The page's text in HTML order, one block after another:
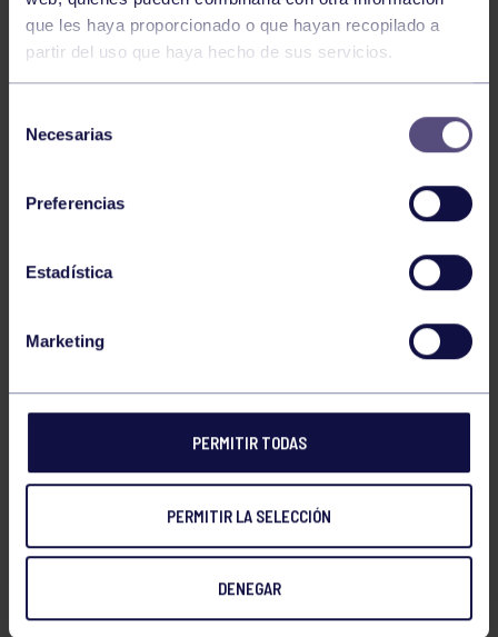
que les haya proporcionado o que hayan recopilado a
partir del uso que haya hecho de sus servicios.
Necesarias
Preferencias
Estadística
Marketing
PERMITIR TODAS
PERMITIR LA SELECCIÓN
DENEGAR
¡Enhorabuena por las victorias, grupistas!
NOTICIAS RELACIONADAS
EL PÁDEL GRUPISTA SUMA ÉXITOS